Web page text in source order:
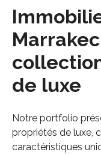
de luxe
Notre portfolio
propriétés de luxe,
caractéristiques